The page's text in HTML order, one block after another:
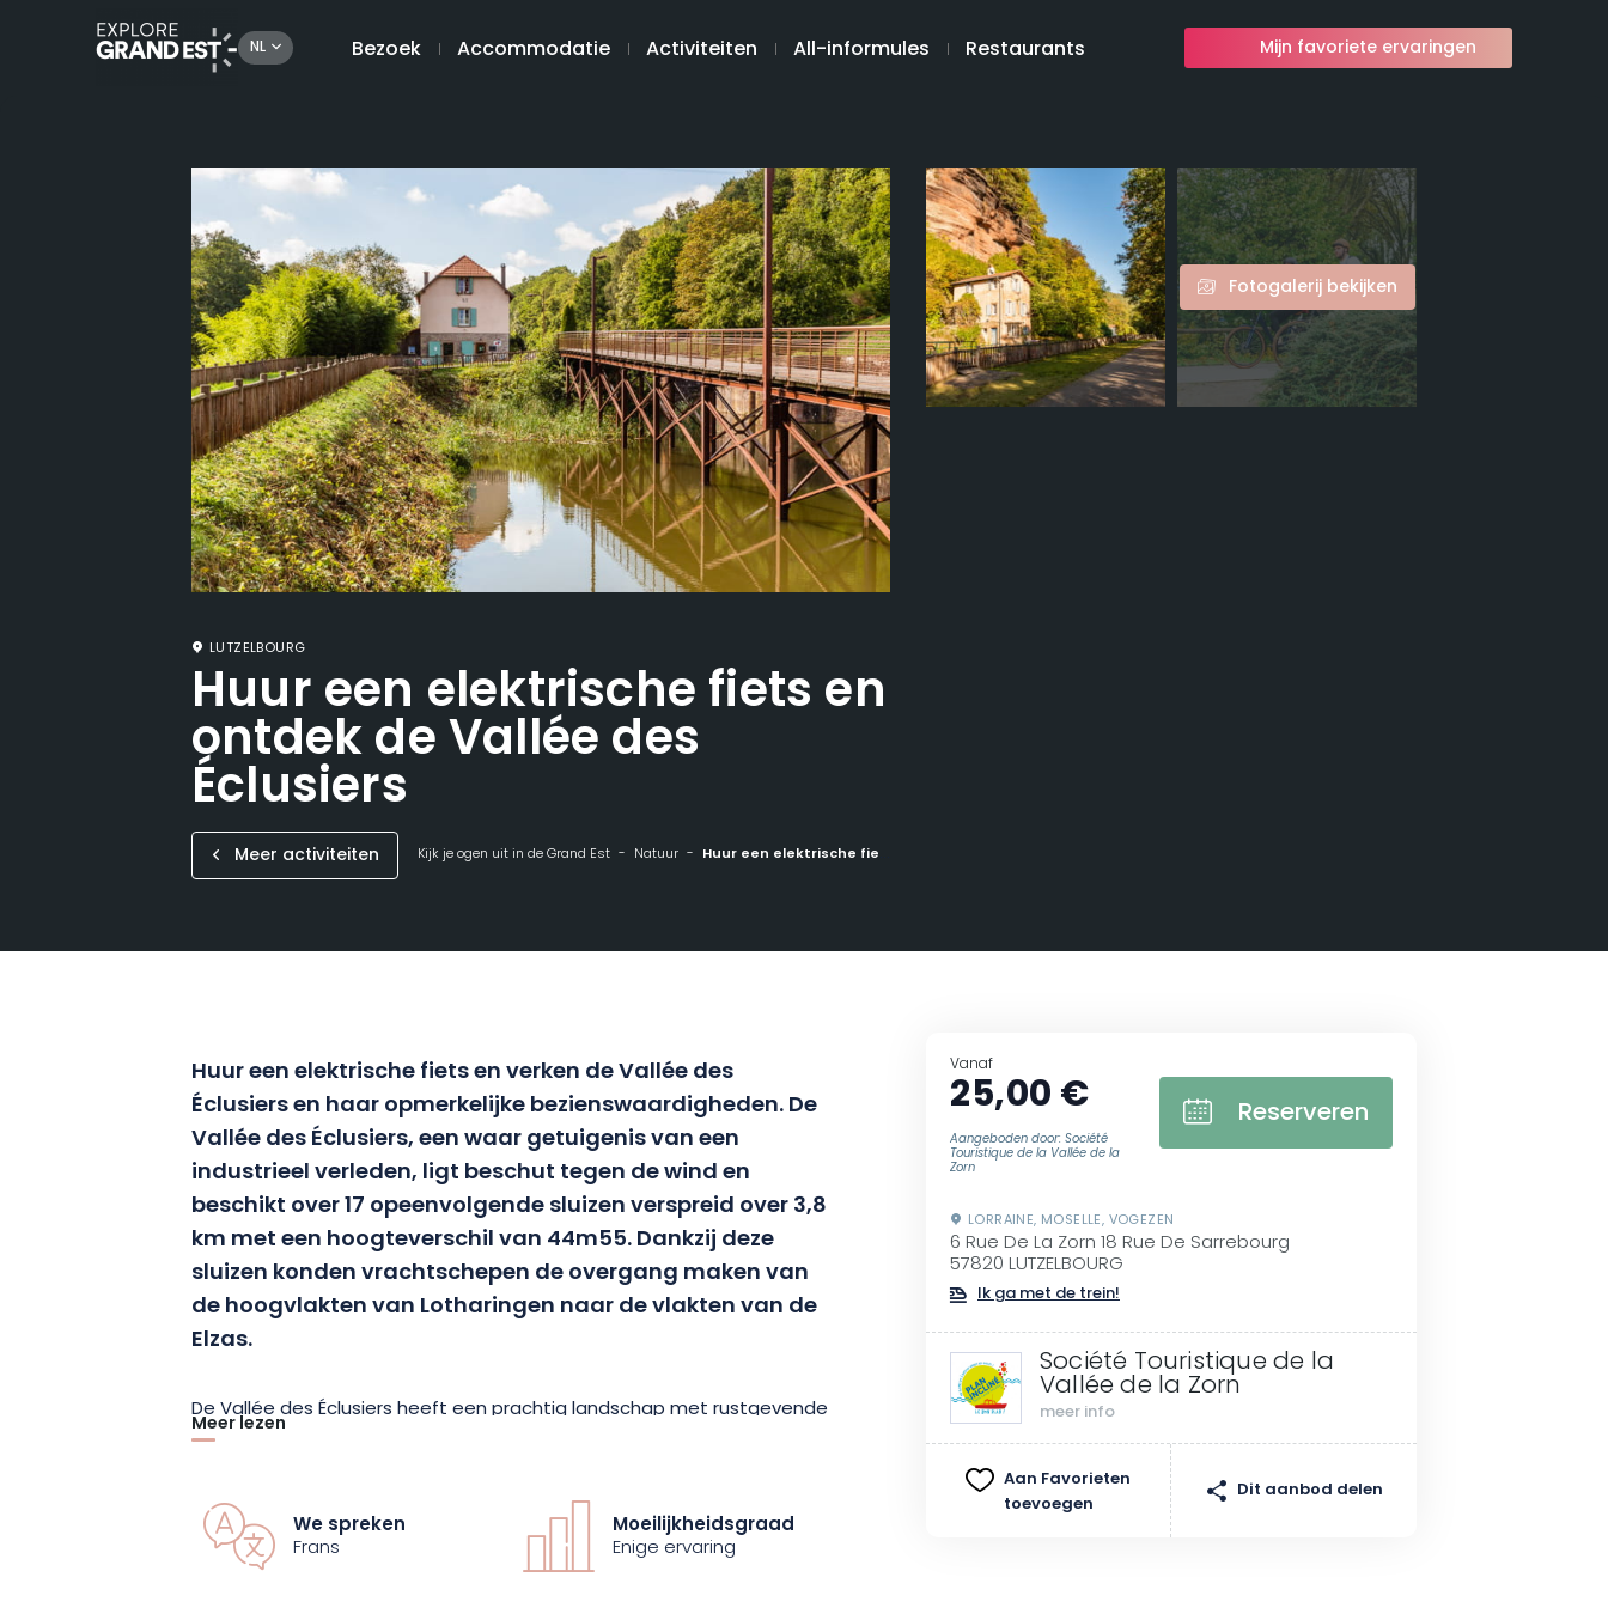
NL Bezoek Accommodatie Activiteiten All-informules Restaurants Mijn favoriete ervaringen
Fotogalerij bekijken
LUTZELBOURG
Huur een elektrische fiets en
ontdek de Vallée des
Éclusiers
Meer activiteiten Kijk je ogen uit in de Grand Est Natuur Huur een elektrische fiets en ontdek de Vallée des Éclusiers
Huur een elektrische fiets en verken de Vallée des
Éclusiers en haar opmerkelijke bezienswaardigheden. De
Vallée des Éclusiers, een waar getuigenis van een
industrieel verleden, ligt beschut tegen de wind en
beschikt over 17 opeenvolgende sluizen verspreid over 3,8
km met een hoogteverschil van 44m55. Dankzij deze
sluizen konden vrachtschepen de overgang maken van
de hoogvlakten van Lotharingen naar de vlakten van de
Elzas.
De Vallée des Éclusiers heeft een prachtig landschap met rustgevende
stilte, oude huizen, rivieren en bossen. Een tocht op 2 wielen is de beste
onvergetelijke momenten delen met familie en vrienden.
Het huren van een elektrische fiets in Pays de Phalsbourg kan worden
Meer lezen
We spreken
Frans
Moeilijkheidsgraad
Enige ervaring
Vanaf
25,00 €
Aangeboden door: Société
Touristique de la Vallée de la
Zorn
Reserveren
LORRAINE, MOSELLE, VOGEZEN
6 Rue De La Zorn 18 Rue De Sarrebourg
57820 LUTZELBOURG
Ik ga met de trein!
Société Touristique de la
Vallée de la Zorn
meer info
Aan Favorieten
toevoegen
Dit aanbod delen